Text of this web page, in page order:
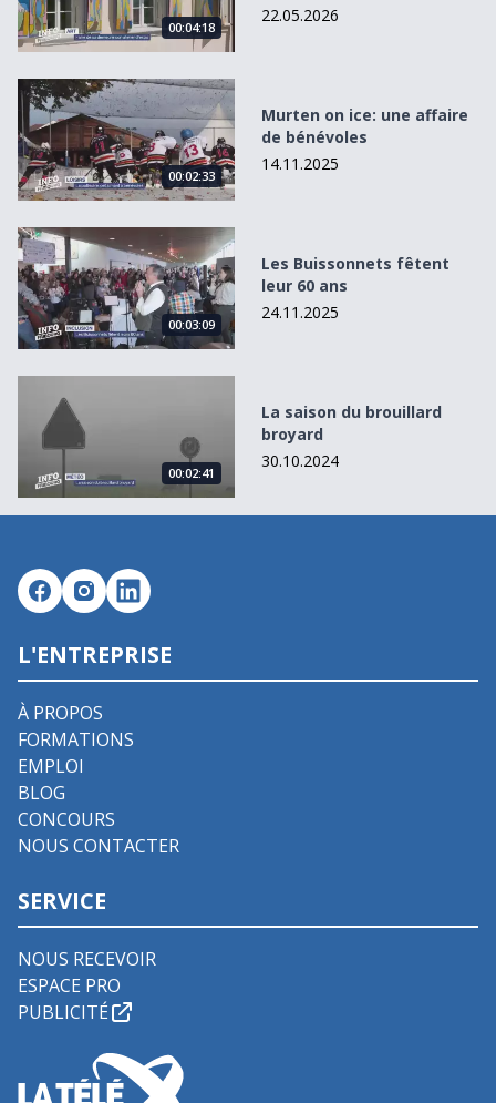
00:04:18
22.05.2026
Murten on ice: une affaire de bénévoles
00:02:33
Murten on ice: une affaire
de bénévoles
14.11.2025
Les Buissonnets fêtent leur 60 ans
00:03:09
Les Buissonnets fêtent
leur 60 ans
24.11.2025
00:02:41
La saison du brouillard
broyard
30.10.2024
L'ENTREPRISE
À PROPOS
FORMATIONS
EMPLOI
BLOG
CONCOURS
NOUS CONTACTER
SERVICE
NOUS RECEVOIR
ESPACE PRO
PUBLICITÉ